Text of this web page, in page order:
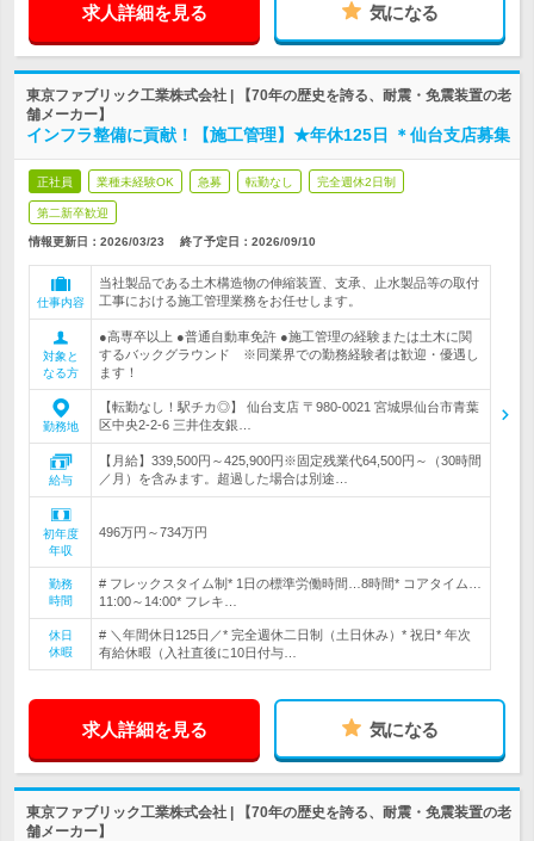
求人詳細を見る 気になる
東京ファブリック工業株式会社 | 【70年の歴史を誇る、耐震・免震装置の老
舗メーカー】
インフラ整備に貢献！【施工管理】★年休125日 ＊仙台支店募集
正社員 業種未経験OK 急募 転勤なし 完全週休2日制
第二新卒歓迎
情報更新日：2026/03/23 終了予定日： 2026/09/10
仕事内容
当社製品である土木構造物の伸縮装置、支承、止水製品等の取付
工事における施工管理業務をお任せします。
対象と
なる方
●高専卒以上 ●普通自動車免許 ●施工管理の経験または土木に関
するバックグラウンド ※同業界での勤務経験者は歓迎・優遇し
ます！
勤務地
【転勤なし！駅チカ◎】 仙台支店 〒980-0021 宮城県仙台市青葉
区中央2-2-6 三井住友銀…
給与
【月給】339,500円～425,900円※固定残業代64,500円～（30時間
／月）を含みます。超過した場合は別途…
初年度
年収
496万円～734万円
勤務
時間
# フレックスタイム制* 1日の標準労働時間…8時間* コアタイム…
11:00～14:00* フレキ…
休日
休暇
# ＼年間休日125日／* 完全週休二日制（土日休み）* 祝日* 年次
有給休暇（入社直後に10日付与…
求人詳細を見る 気になる
東京ファブリック工業株式会社 | 【70年の歴史を誇る、耐震・免震装置の老
舗メーカー】